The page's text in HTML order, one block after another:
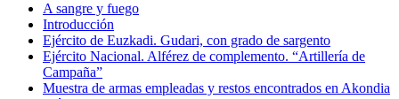
A sangre y fuego
Introducción
Ejército de Euzkadi. Gudari, con grado de sargento
Ejército Nacional. Alférez de complemento. “Artillería de
Campaña”
Muestra de armas empleadas y restos encontrados en Akondia